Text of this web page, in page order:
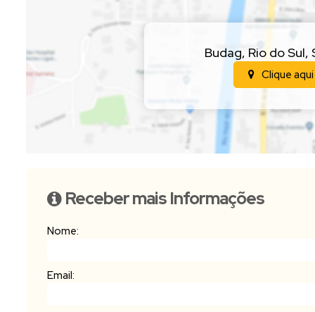
Budag, Rio do Sul,
Clique
Receber mais Informações
Nome:
Email: